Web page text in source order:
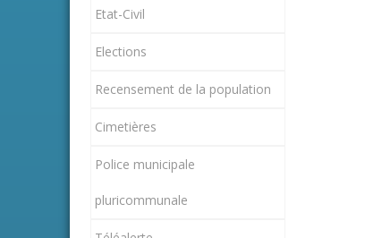
Etat-Civil
Elections
Recensement de la population
Cimetières
Police municipale
pluricommunale